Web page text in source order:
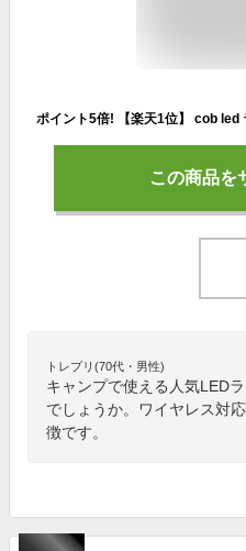
この商品を
トレプリ(70代・男性)
キャンプで使える人気LED
でしょうか。ワイヤレス対
徴です。